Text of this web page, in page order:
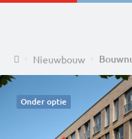
HomeNieuwbouw
Onder optie